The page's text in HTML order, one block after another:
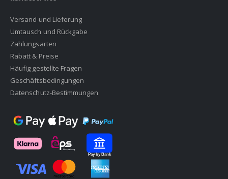
Versand und Lieferung
Umtausch und Rückgabe
Zahlungsarten
Rabatt & Preise
Häufig gestellte Fragen
Geschäftsbedingungen
Datenschutz-Bestimmungen